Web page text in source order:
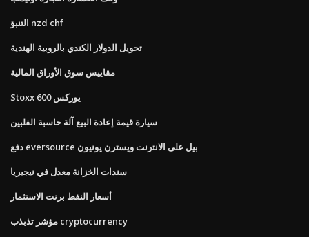
التنبؤ nzd chf
تحويل الدولار الكندي بالروبية الهندية
مقاييس سوق الأوراق المالية
Stoxx 600 يوركس
سيارة قيمة إعادة البيع آلة حاسبة الفلبين
دفع eversource بيل على الانترنت ويسترن يونيون
سندات الخزانة معدل في نيجيريا
أسعار النفط برنت الاستثمار
مؤشر تذبذب cryptocurrency